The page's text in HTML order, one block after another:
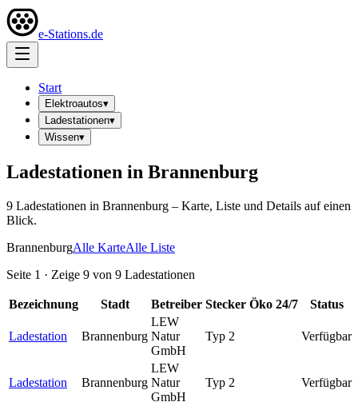
e-Stations.de
Start
Elektroautos▾
Ladestationen▾
Wissen▾
Ladestationen in Brannenburg
9 Ladestationen in Brannenburg – Karte, Liste und Details auf einen
Blick.
BrannenburgAlle KarteAlle Liste
Seite 1 · Zeige 9 von 9 Ladestationen
Bezeichnung Stadt Betreiber Stecker Öko 24/7 Status
Ladestation Brannenburg
LEW
Natur
GmbH
Typ 2 Verfügbar
Ladestation Brannenburg
LEW
Natur
GmbH
Typ 2 Verfügbar